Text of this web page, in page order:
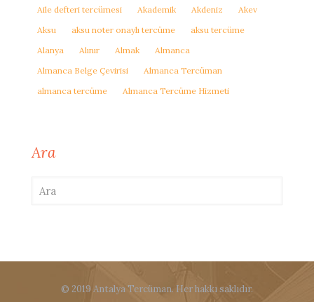
Aile defteri tercümesi
Akademik Akdeniz
Akev
Aksu
aksu noter onaylı tercüme
aksu tercüme
Alanya
Alınır Almak
Almanca
Almanca Belge Çevirisi
Almanca Tercüman
almanca tercüme
Almanca Tercüme Hizmeti
Ara
© 2019 Antalya Tercüman. Her hakkı saklıdır.